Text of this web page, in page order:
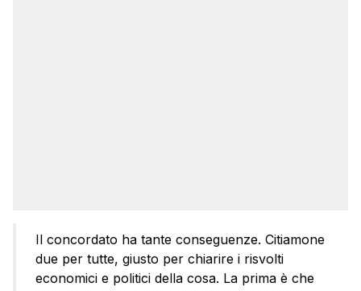
Il concordato ha tante conseguenze. Citiamone
due per tutte, giusto per chiarire i risvolti
economici e politici della cosa. La prima è che